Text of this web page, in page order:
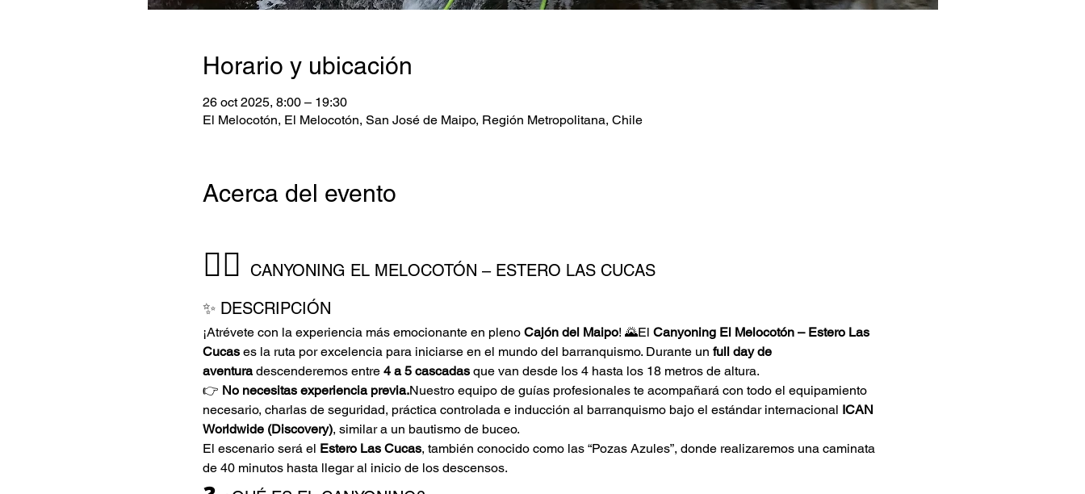
Horario y ubicación
26 oct 2025, 8:00 – 19:30
El Melocotón, El Melocotón, San José de Maipo, Región Metropolitana, Chile
Acerca del evento
🧗‍♂️ CANYONING EL MELOCOTÓN – ESTERO LAS CUCAS
✨ DESCRIPCIÓN
¡Atrévete con la experiencia más emocionante en pleno Cajón del Maipo! 🌄El Canyoning El Melocotón – Estero Las
Cucas es la ruta por excelencia para iniciarse en el mundo del barranquismo. Durante un full day de
aventura descenderemos entre 4 a 5 cascadas que van desde los 4 hasta los 18 metros de altura.
👉 No necesitas experiencia previa.Nuestro equipo de guías profesionales te acompañará con todo el equipamiento
necesario, charlas de seguridad, práctica controlada e inducción al barranquismo bajo el estándar internacional ICAN
Worldwide (Discovery), similar a un bautismo de buceo.
El escenario será el Estero Las Cucas, también conocido como las “Pozas Azules”, donde realizaremos una caminata
de 40 minutos hasta llegar al inicio de los descensos.